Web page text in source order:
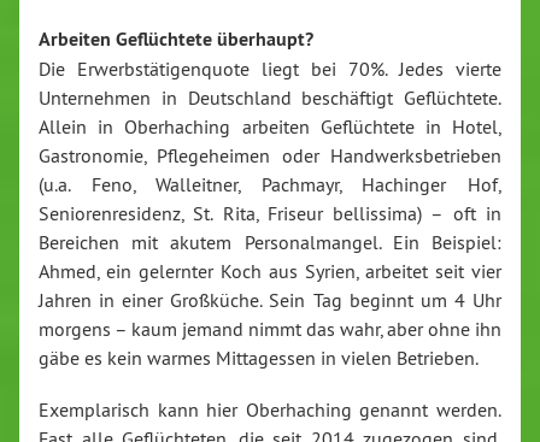
Arbeiten Geflüchtete überhaupt?
Die Erwerbstätigenquote liegt bei 70%. Jedes vierte
Unternehmen in Deutschland beschäftigt Geflüchtete.
Allein in Oberhaching arbeiten Geflüchtete in Hotel,
Gastronomie, Pflegeheimen oder Handwerksbetrieben
(u.a. Feno, Walleitner, Pachmayr, Hachinger Hof,
Seniorenresidenz, St. Rita, Friseur bellissima) – oft in
Bereichen mit akutem Personalmangel. Ein Beispiel:
Ahmed, ein gelernter Koch aus Syrien, arbeitet seit vier
Jahren in einer Großküche. Sein Tag beginnt um 4 Uhr
morgens – kaum jemand nimmt das wahr, aber ohne ihn
gäbe es kein warmes Mittagessen in vielen Betrieben.
Exemplarisch kann hier Oberhaching genannt werden.